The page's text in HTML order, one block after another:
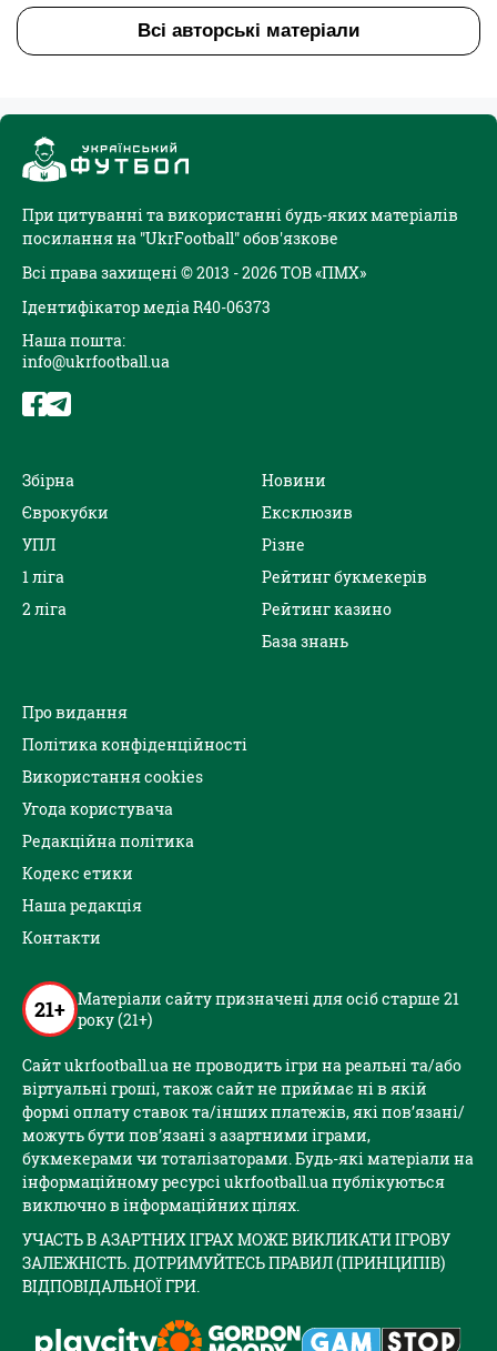
Всі авторські матеріали
При цитуванні та використанні будь-яких матеріалів
посилання на "UkrFootball" обов'язкове
Всі права захищені © 2013 - 2026 ТОВ «ПМХ»
Ідентифікатор медіа R40-06373
Наша пошта:
info@ukrfootball.ua
Збірна
Єврокубки
УПЛ
1 ліга
2 ліга
Новини
Ексклюзив
Різне
Рейтинг букмекерів
Рейтинг казино
База знань
Про видання
Політика конфіденційності
Використання cookies
Угода користувача
Редакційна політика
Кодекс етики
Наша редакція
Контакти
21+ Матеріали сайту призначені для осіб старше 21
року (21+)
Сайт ukrfootball.ua не проводить ігри на реальні та/або
віртуальні гроші, також сайт не приймає ні в якій
формі оплату ставок та/інших платежів, які пов’язані/
можуть бути пов’язані з азартними іграми,
букмекерами чи тоталізаторами. Будь-які матеріали на
інформаційному ресурсі ukrfootball.ua публікуються
виключно в інформаційних цілях.
УЧАСТЬ В АЗАРТНИХ ІГРАХ МОЖЕ ВИКЛИКАТИ ІГРОВУ
ЗАЛЕЖНІСТЬ. ДОТРИМУЙТЕСЬ ПРАВИЛ (ПРИНЦИПІВ)
ВІДПОВІДАЛЬНОЇ ГРИ.